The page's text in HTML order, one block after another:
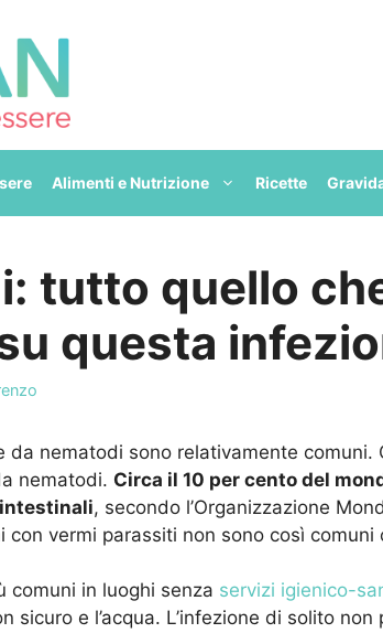
Alimenti e Nutrizione Ricette
tutto quello
questa
da nematodi sono relativamente comuni.
nematodi. Circa il 10 per cento del
, secondo l’Organizzazione
con vermi parassiti non sono così
comuni in luoghi senza servizi igienico-
sicuro e l’acqua. L’infezione di solito